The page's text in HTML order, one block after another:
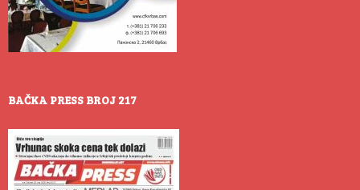
BAČKA PRESS BROJ 217